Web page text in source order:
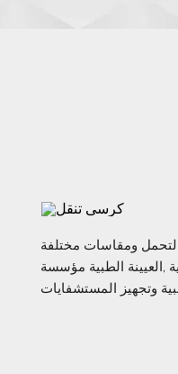
ومقاسات مختلفة
,العيينة الطبية مؤسسة
وتجهيز المستشفايات